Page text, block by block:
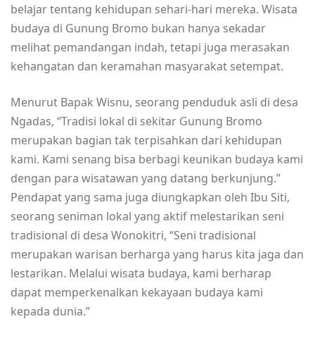
belajar tentang kehidupan sehari-hari mereka. Wisata
budaya di Gunung Bromo bukan hanya sekadar
melihat pemandangan indah, tetapi juga merasakan
kehangatan dan keramahan masyarakat setempat.
Menurut Bapak Wisnu, seorang penduduk asli di desa
Ngadas, “Tradisi lokal di sekitar Gunung Bromo
merupakan bagian tak terpisahkan dari kehidupan
kami. Kami senang bisa berbagi keunikan budaya kami
dengan para wisatawan yang datang berkunjung.”
Pendapat yang sama juga diungkapkan oleh Ibu Siti,
seorang seniman lokal yang aktif melestarikan seni
tradisional di desa Wonokitri, “Seni tradisional
merupakan warisan berharga yang harus kita jaga dan
lestarikan. Melalui wisata budaya, kami berharap
dapat memperkenalkan kekayaan budaya kami
kepada dunia.”